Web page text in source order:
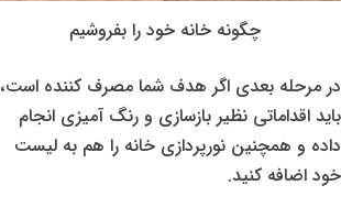
چگونه خانه خود را بفروشیم
در مرحله بعدی اگر هدف شما مصرف کننده است،
باید اقداماتی نظیر بازسازی و رنگ آمیزی انجام
داده و همچنین نورپردازی خانه را هم به لیست
خود اضافه کنید.